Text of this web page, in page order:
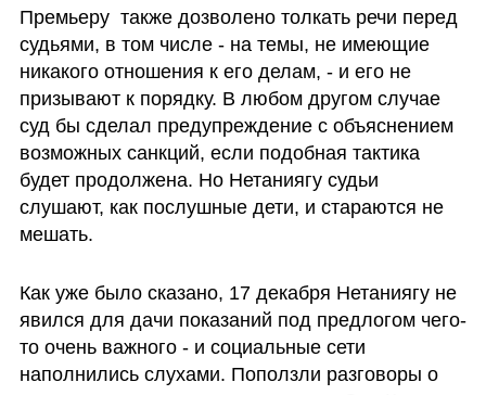
Премьеру  также дозволено толкать речи перед
судьями, в том числе - на темы, не имеющие
никакого отношения к его делам, - и его не
призывают к порядку. В любом другом случае
суд бы сделал предупреждение с объяснением
возможных санкций, если подобная тактика
будет продолжена. Но Нетаниягу судьи
слушают, как послушные дети, и стараются не
мешать.
Как уже было сказано, 17 декабря Нетаниягу не
явился для дачи показаний под предлогом чего-
то очень важного - и социальные сети
наполнились слухами. Поползли разговоры о